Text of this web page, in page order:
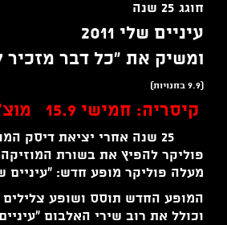
חוגג 25 שנה
עיניים שלי 2011
ומשיק את "כל דבר
(9.9 בחנויות)
קיסריה: חמישי 15.9 מוצ"ש 17.9
25 שנה אחרי יציאת דיסק
פוליקר להפיץ את בשורת
מעלה פוליקר מופע חדש: "עיניים שלי
המופע החדש תוסס ושופע צלילים
וכולל את רוב שירי האלבום